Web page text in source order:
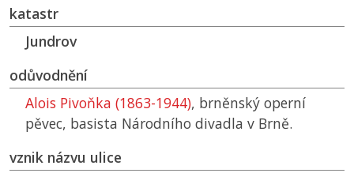
katastr
Jundrov
odůvodnění
Alois Pivoňka (1863-1944), brněnský operní
pěvec, basista Národního divadla v Brně.
vznik názvu ulice